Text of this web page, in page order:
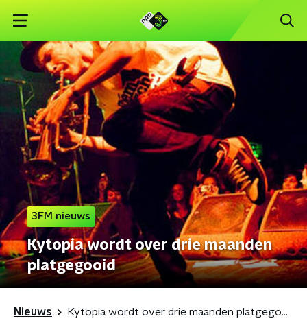
3FM nieuws
Kytopia wordt over drie maanden
platgegooid
Nieuws Kytopia wordt over drie maanden platgegooid